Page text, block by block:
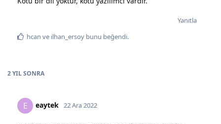
Yanıtla
hcan ve ilhan_ersoy bunu beğendi.
2 YILSONRA
E eaytek 22 Ara 2022